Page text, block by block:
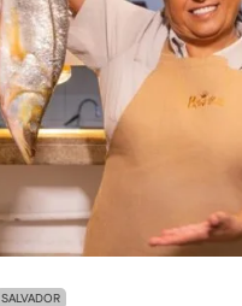
SALVADOR